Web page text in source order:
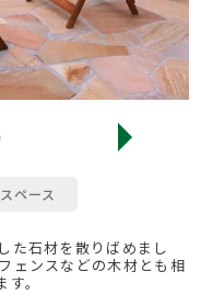
ペース
た石材を散りばめまし
ェンスなどの木材とも相
。